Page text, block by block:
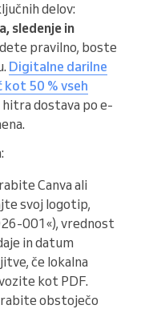
delov:
sledenje in
pravilno, boste
Digitalne darilne
50 % vseh
hitra dostava po e-
Canva ali
svoj logotip,
001«), vrednost
in datum
če lokalna
kot PDF.
obstoječo